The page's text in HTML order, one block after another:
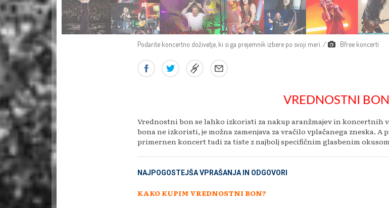
Podarite koncertno doživetje, ki si ga prejemnik izbere po svoji meri. / : Bfree koncerti
VREDNOSTNI
Vrednostni bon se lahko izkoristi za nakup aranžmajev in koncertnih
bona ne izkoristi, je možna zamenjava za vračilo vplačanega zneska. A
primernen koncert tudi za tiste z najbolj specifičnim glasbenim
NAJPOGOSTEJŠA VPRAŠANJA IN ODGOVORI
KAKO KUPIM VREDNOSTNI BON?